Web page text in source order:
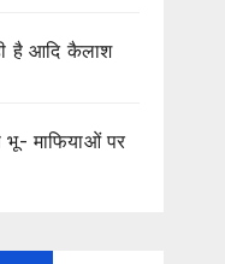
है आदि कैलाश
भू- माफियाओं पर